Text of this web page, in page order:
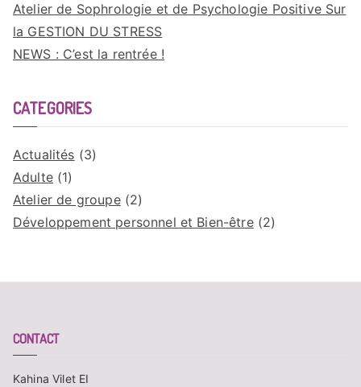
Atelier de Sophrologie et de Psychologie Positive Sur
la GESTION DU STRESS
NEWS : C’est la rentrée !
CATEGORIES
Actualités (3)
Adulte(1)
Atelier de groupe(2)
Développement personnel et Bien-être(2)
CONTACT
Kahina Vilet EI